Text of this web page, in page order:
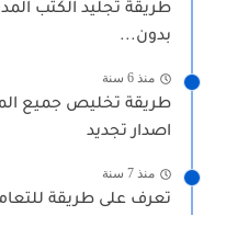
طريقة تجليد الكتب
بدون...
منذ 6 سنة
طريقة تخليص جميع
اصدار تجديد
منذ 7 سنة
تعرف على ‏طريقة